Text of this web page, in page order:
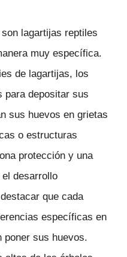
lagartijas reptiles
muy específica.
de lagartijas, los
para depositar sus
sus huevos en grietas
o estructuras
protección y una
desarrollo
que cada
específicas en
poner sus huevos.